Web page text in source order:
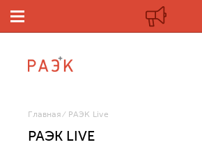
Главная РАЭК Live
РАЭК LIVE